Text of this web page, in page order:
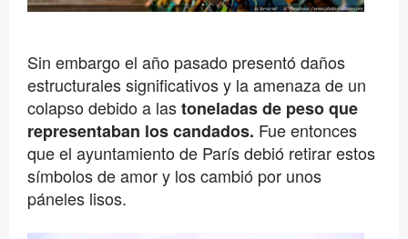
Sin embargo el año pasado presentó daños
estructurales significativos y la amenaza de un
colapso debido a lastoneladas de peso que
representaban los candados. Fue entonces
que el ayuntamiento de París debió retirar estos
símbolos de amor y los cambió por unos
páneles lisos.